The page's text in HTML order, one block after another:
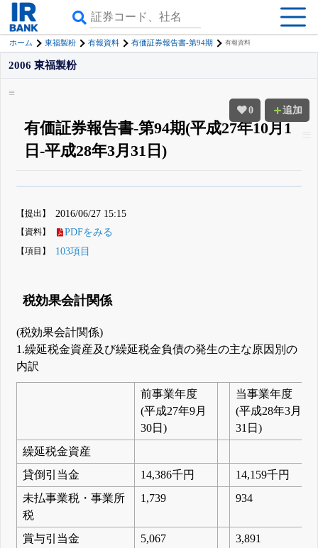
ホーム 東福製粉 有報資料 有価証券報告書-第94期 有報資料
0 追加
2006 東福製粉
有価証券報告書-第94期(平成27年10月1
日-平成28年3月31日)
詳しく見られる無料でβ版をはじめる
登録すると永久30%OFFと米株版の先行利用も付きます
【提出】 2016/06/27 15:15
【資料】 PDFをみる
【項目】 103項目
税効果会計関係
(税効果会計関係)
1.繰延税金資産及び繰延税金負債の発生の主な原因別の
内訳
前事業年度
(平成27年9月
30日)
当事業年度
(平成28年3月
31日)
繰延税金資産
貸倒引当金
14,386千円
14,159千円
未払事業税・事業所
税
1,739 934
賞与引当金 5,067
3,891